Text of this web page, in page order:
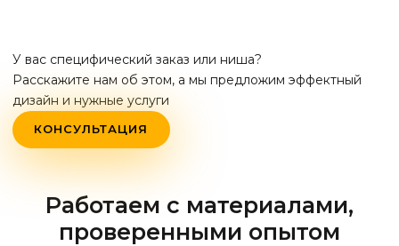
У вас специфический заказ или ниша?
Расскажите нам об этом, а мы предложим эффектный
дизайн и нужные услуги
КОНСУЛЬТАЦИЯ
Работаем с материалами,
проверенными опытом